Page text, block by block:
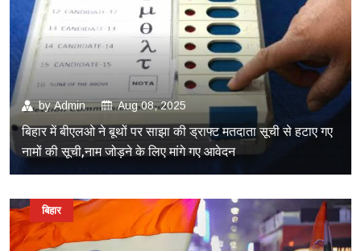
byAdmin Aug 08, 2025
बिहार में बीएलओ ने बूथों पर साझा की ड्राफ्ट मतदाता सूची से हटाए गए
नामों की सूची,नाम जोड़ने के लिए मांगे गए आवेदन
बिहार